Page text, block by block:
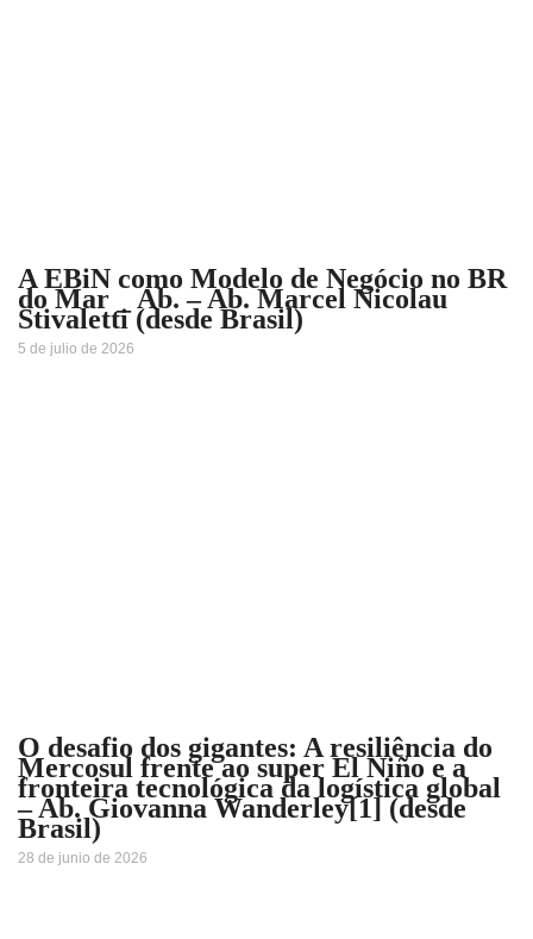
A EBiN como Modelo de Negócio no BR
do Mar _ Ab. – Ab. Marcel Nicolau
Stivaletti (desde Brasil)
5 de julio de 2026
O desafio dos gigantes: A resiliência do
Mercosul frente ao super El Niño e a
fronteira tecnológica da logística global
– Ab. Giovanna Wanderley[1] (desde
Brasil)
28 de junio de 2026